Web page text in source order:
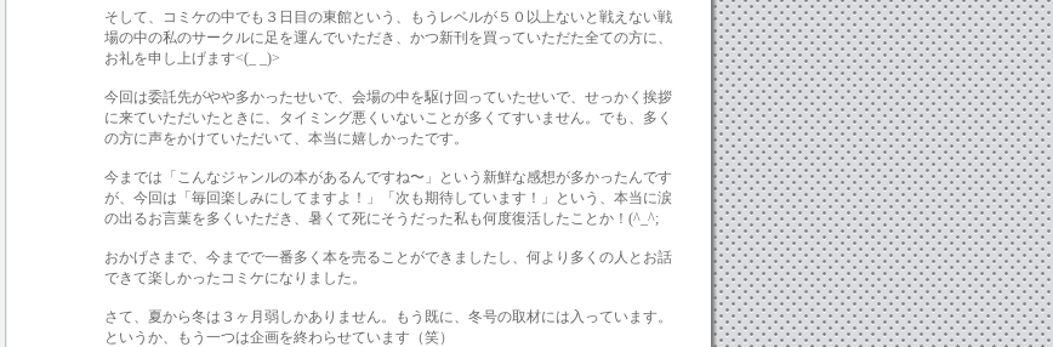
そして、コミケの中でも３日目の東館という、もうレベルが５０以上ないと戦えない戦
場の中の私のサークルに足を運んでいただき、かつ新刊を買っていただた全ての方に、
お礼を申し上げます<(_ _)>
今回は委託先がやや多かったせいで、会場の中を駆け回っていたせいで、せっかく挨拶
に来ていただいたときに、タイミング悪くいないことが多くてすいません。でも、多く
の方に声をかけていただいて、本当に嬉しかったです。
今までは「こんなジャンルの本があるんですね〜」という新鮮な感想が多かったんです
が、今回は「毎回楽しみにしてますよ！」「次も期待しています！」という、本当に涙
の出るお言葉を多くいただき、暑くて死にそうだった私も何度復活したことか！(^_^;
おかげさまで、今までで一番多く本を売ることができましたし、何より多くの人とお話
できて楽しかったコミケになりました。
さて、夏から冬は３ヶ月弱しかありません。もう既に、冬号の取材には入っています。
というか、もう一つは企画を終わらせています（笑）